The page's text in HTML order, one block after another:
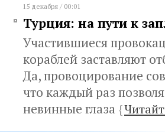
15 декабря / 00:01
Турция: на пути к
Участившиеся
кораблей заставляют
Да, провоцирование
что каждый раз
невинные глаза {